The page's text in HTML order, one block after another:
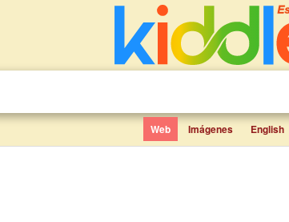
Web Imágenes English